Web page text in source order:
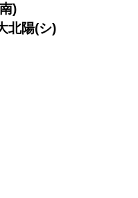
)
北陽(シ)